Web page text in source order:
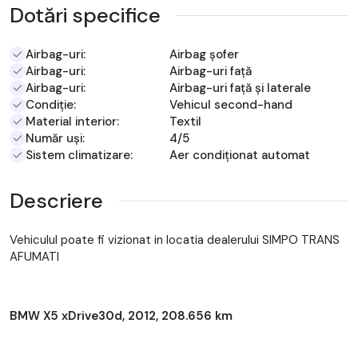
Dotări specifice
Airbag-uri:
Airbag șofer
Airbag-uri:
Airbag-uri față
Airbag-uri:
Airbag-uri față și laterale
Condiție:
Vehicul second-hand
Material interior:
Textil
Număr uși:
4/5
Sistem climatizare:
Aer condiționat automat
Descriere
Vehiculul poate fi vizionat in locatia dealerului SIMPO TRANS
AFUMATI
BMW X5 xDrive30d, 2012, 208.656 km